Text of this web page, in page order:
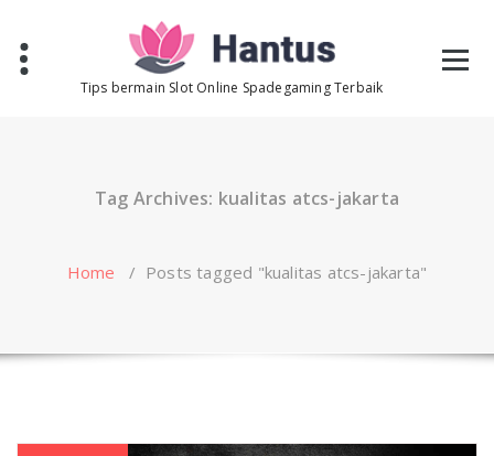
content
Tips bermain Slot Online Spadegaming Terbaik
Tag Archives: kualitas atcs-jakarta
Home / Posts tagged "kualitas atcs-jakarta"